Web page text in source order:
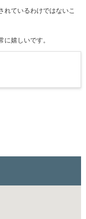
れているわけではないこ
に嬉しいです。